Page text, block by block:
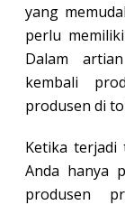
yang
perlu
Dalam
kembali
produsen di
Ketika terjadi
Anda hanya
produsen